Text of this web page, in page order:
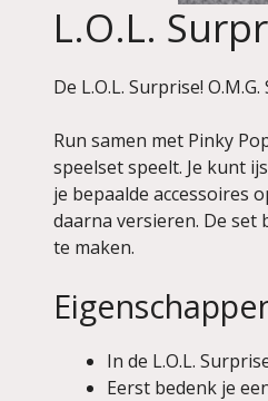
L.O.L.
De L.O.L. Surprise!
Run samen met Pinky
speelset speelt. Je kunt
je bepaalde accessoires
daarna versieren. De set
te maken.
In de L.O.L.
Eerst bedenk je